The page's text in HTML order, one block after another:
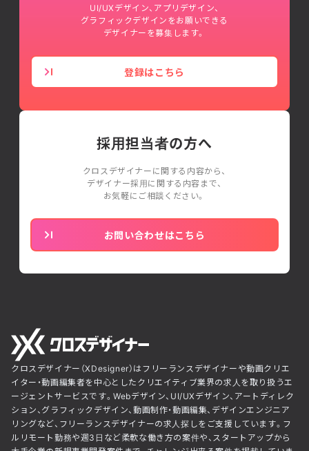
UI/UXデザイン、アプリデザイン、
グラフィックデザインをお願いできる
デザイナーを募集します。
登録はこちら
採用担当者の方へ
クロスデザイナーに関する内容から、
デザイナー採用に関する内容まで、
お気軽にご相談ください。
お問い合わせはこちら
クロスデザイナー（XDesigner）はフリーランスデザイナーや動画クリエ
イター・動画編集者を中心としたクリエイティブ業界の求人を取り扱うエ
ージェントサービスです。Webデザイン、UI/UXデザイン、アートディレク
ション、グラフィックデザイン、動画制作・動画編集、デザインエンジニア
リングなど、フリーランスデザイナーの求人探しをご支援しています。フ
ルリモート勤務や週3日など柔軟な働き方の案件や、スタートアップから